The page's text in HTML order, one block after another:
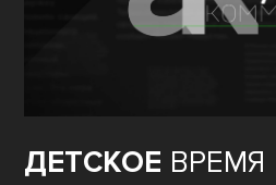
ДЕТСКОЕ ВРЕМЯ